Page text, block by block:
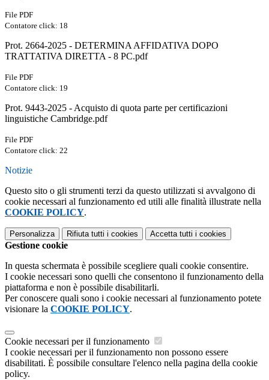
File PDF
Contatore click: 18
Prot. 2664-2025 - DETERMINA AFFIDATIVA DOPO
TRATTATIVA DIRETTA - 8 PC.pdf
File PDF
Contatore click: 19
Prot. 9443-2025 - Acquisto di quota parte per certificazioni
linguistiche Cambridge.pdf
File PDF
Contatore click: 22
Notizie
Questo sito o gli strumenti terzi da questo utilizzati si avvalgono di
cookie necessari al funzionamento ed utili alle finalità illustrate nella
COOKIE POLICY.
Personalizza Rifiuta tutti i cookies Accetta tutti i cookies
Gestione cookie
In questa schermata è possibile scegliere quali cookie consentire.
I cookie necessari sono quelli che consentono il funzionamento della
piattaforma e non è possibile disabilitarli.
Per conoscere quali sono i cookie necessari al funzionamento potete
visionare la COOKIE POLICY.
Cookie necessari per il funzionamento
I cookie necessari per il funzionamento non possono essere
disabilitati. È possibile consultare l'elenco nella pagina della cookie
policy.